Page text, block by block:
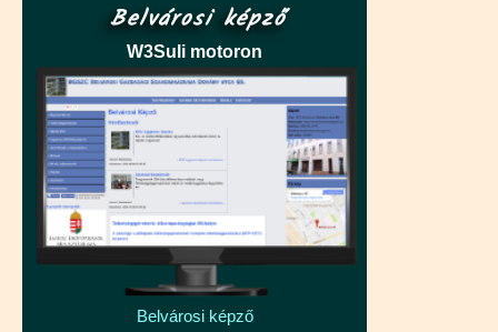
Belvárosi képző
W3Suli motoron
Belvárosi képző